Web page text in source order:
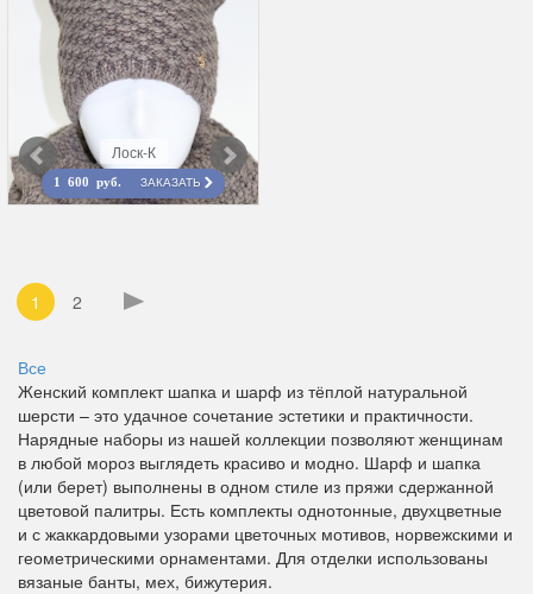
Лоск-К
1 600 руб. ЗАКАЗАТЬ
1 2
Все
Женский комплект шапка и шарф из тёплой натуральной
шерсти – это удачное сочетание эстетики и практичности.
Нарядные наборы из нашей коллекции позволяют женщинам
в любой мороз выглядеть красиво и модно. Шарф и шапка
(или берет) выполнены в одном стиле из пряжи сдержанной
цветовой палитры. Есть комплекты однотонные, двухцветные
и с жаккардовыми узорами цветочных мотивов, норвежскими и
геометрическими орнаментами. Для отделки использованы
вязаные банты, мех, бижутерия.